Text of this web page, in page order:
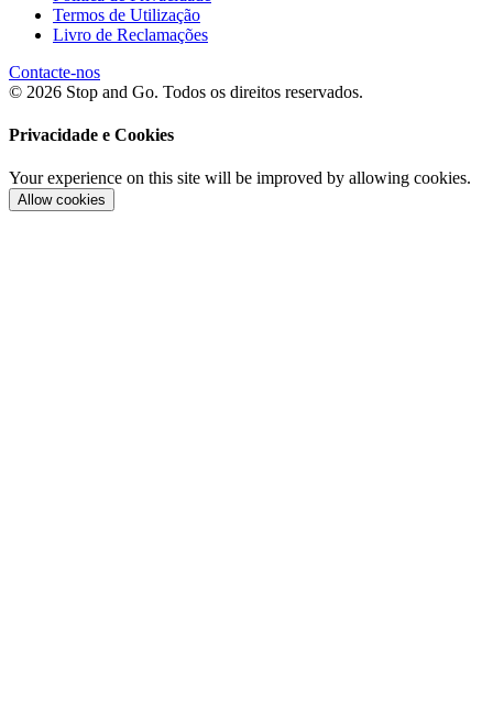
Termos de Utilização
Livro de Reclamações
Contacte-nos
© 2026 Stop and Go. Todos os direitos reservados.
Privacidade e Cookies
Your experience on this site will be improved by allowing cookies.
Allow cookies